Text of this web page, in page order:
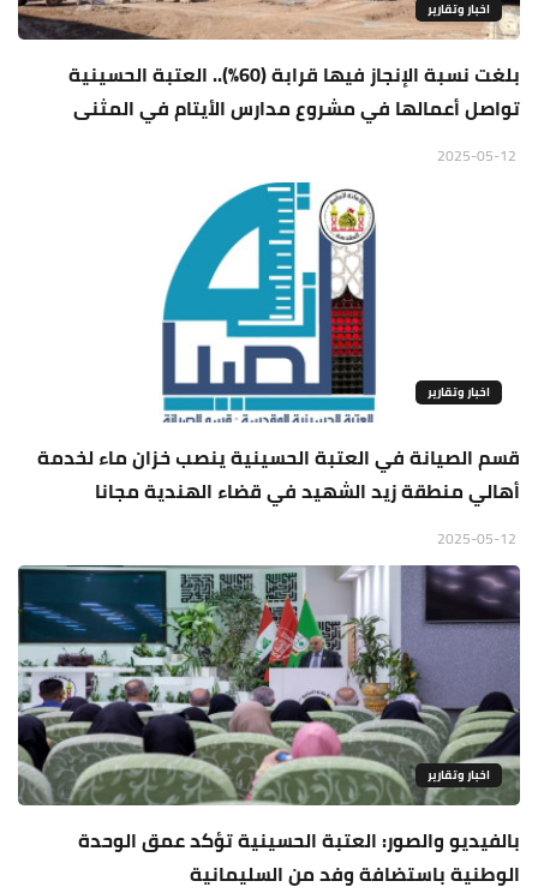
اخبار وتقارير
بلغت نسبة الإنجاز فيها قرابة (60%).. العتبة الحسينية
تواصل أعمالها في مشروع مدارس الأيتام في المثنى
اخبار وتقارير
قسم الصيانة في العتبة الحسينية ينصب خزان ماء لخدمة
أهالي منطقة زيد الشهيد في قضاء الهندية مجانا
اخبار وتقارير
بالفيديو والصور: العتبة الحسينية تؤكد عمق الوحدة
الوطنية باستضافة وفد من السليمانية